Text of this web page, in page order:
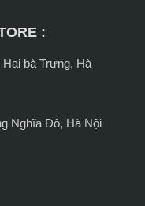
:
bà Trưng, Hà
Nghĩa Đô, Hà Nội